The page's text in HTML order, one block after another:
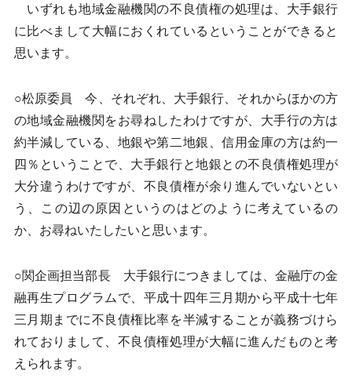
いずれも地域金融機関の不良債権の処理は、大手銀行
に比べまして大幅におくれているということができると
思います。
○松原委員 今、それぞれ、大手銀行、それからほかの方
の地域金融機関をお尋ねしたわけですが、大手行の方は
約半減している、地銀や第二地銀、信用金庫の方は約一
四％ということで、大手銀行と地銀との不良債権処理が
大分違うわけですが、不良債権が余り進んでいないとい
う、この辺の原因というのはどのように考えているの
か、お尋ねいたしたいと思います。
○関企画担当部長 大手銀行につきましては、金融庁の金
融再生プログラムで、平成十四年三月期から平成十七年
三月期までに不良債権比率を半減することが義務づけら
れておりまして、不良債権処理が大幅に進んだものと考
えられます。